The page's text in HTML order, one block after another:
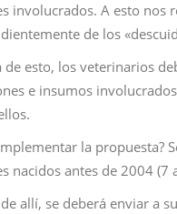
involucrados. A esto nos
de los
de esto, los veterinarios
e insumos
la propuesta?
nacidos antes de 2004 (7
allí, se deberá enviar a